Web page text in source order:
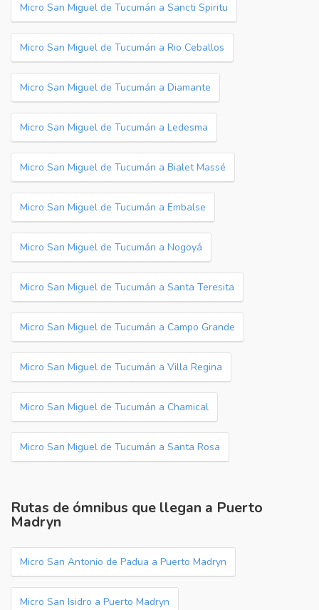
Micro San Miguel de Tucumán a Sancti Spiritu
Micro San Miguel de Tucumán a Rio Ceballos
Micro San Miguel de Tucumán a Diamante
Micro San Miguel de Tucumán a Ledesma
Micro San Miguel de Tucumán a Bialet Massé
Micro San Miguel de Tucumán a Embalse
Micro San Miguel de Tucumán a Nogoyá
Micro San Miguel de Tucumán a Santa Teresita
Micro San Miguel de Tucumán a Campo Grande
Micro San Miguel de Tucumán a Villa Regina
Micro San Miguel de Tucumán a Chamical
Micro San Miguel de Tucumán a Santa Rosa
Rutas de ómnibus que llegan a Puerto
Madryn
Micro San Antonio de Padua a Puerto Madryn
Micro San Isidro a Puerto Madryn